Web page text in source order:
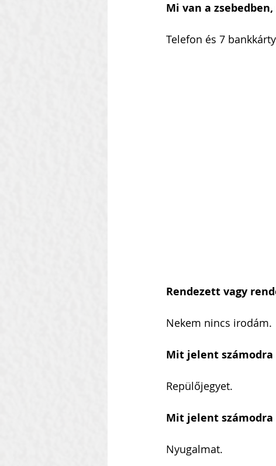
Mi van a
Telefon és 7
Rendezett vagy
Nekem nincs irodám.
Mit jelent számodra
Repülőjegyet.
Mit jelent számodra
Nyugalmat.